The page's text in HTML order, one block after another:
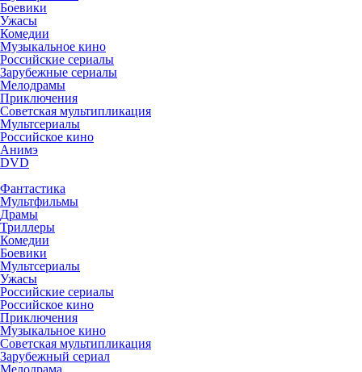
Боевики
Ужасы
Комедии
Музыкальное кино
Российские сериалы
Зарубежные сериалы
Мелодрамы
Приключения
Советская мультипликация
Мультсериалы
Российское кино
Анимэ
DVD
Фантастика
Мультфильмы
Драмы
Триллеры
Комедии
Боевики
Мультсериалы
Ужасы
Российские сериалы
Российское кино
Приключения
Музыкальное кино
Советская мультипликация
Зарубежный сериал
Мелодрама